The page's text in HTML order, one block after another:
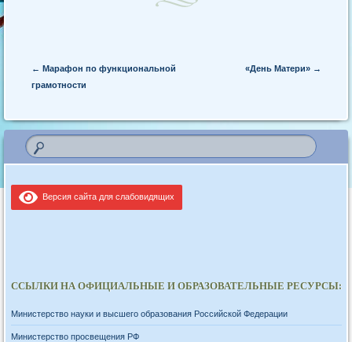
Post navigation
← Марафон по функциональной
грамотности
«День Матери» →
Версия сайта для слабовидящих
ССЫЛКИ НА ОФИЦИАЛЬНЫЕ И ОБРАЗОВАТЕЛЬНЫЕ РЕСУРСЫ:
Министерство науки и высшего образования Российской Федерации
Министерство просвещения РФ